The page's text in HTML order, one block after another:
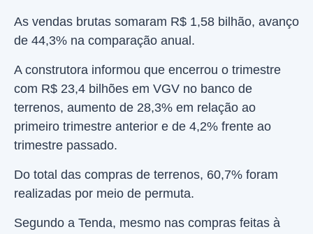
As vendas brutas somaram R$ 1,58 bilhão, avanço
de 44,3% na comparação anual.
A construtora informou que encerrou o trimestre
com R$ 23,4 bilhões em VGV no banco de
terrenos, aumento de 28,3% em relação ao
primeiro trimestre anterior e de 4,2% frente ao
trimestre passado.
Do total das compras de terrenos, 60,7% foram
realizadas por meio de permuta.
Segundo a Tenda, mesmo nas compras feitas à